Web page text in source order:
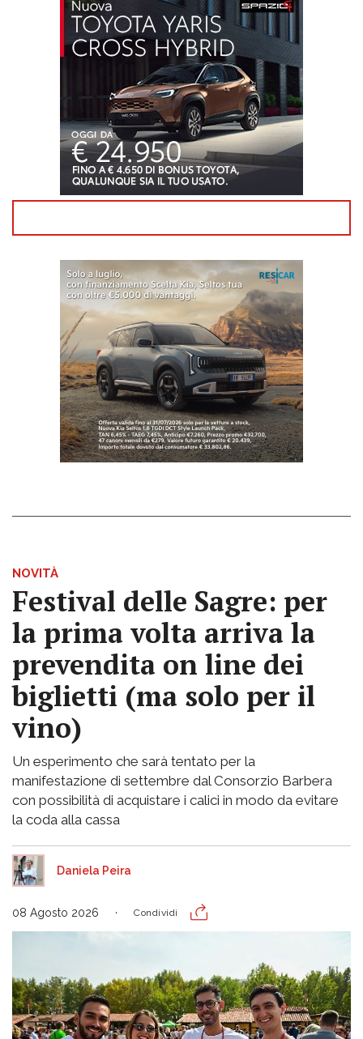
NOVITÀ
Festival delle Sagre: per
la prima volta arriva la
prevendita on line dei
biglietti (ma solo per il
vino)
Un esperimento che sarà tentato per la
manifestazione di settembre dal Consorzio Barbera
con possibilità di acquistare i calici in modo da evitare
la coda alla cassa
Daniela Peira
08 Agosto 2026 Condividi